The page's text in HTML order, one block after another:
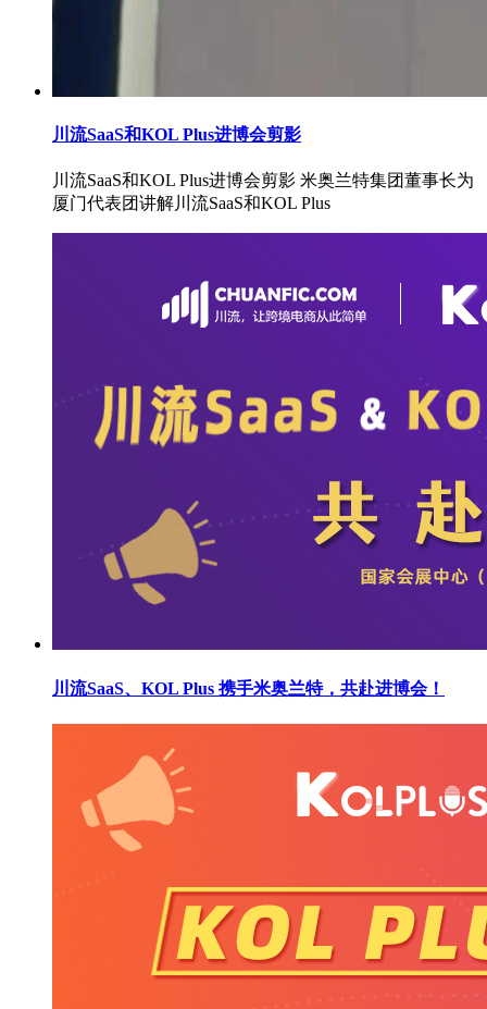
川流SaaS和KOL Plus进博会剪影
川流SaaS和KOL Plus进博会剪影 米奥兰特集团董事长为
厦门代表团讲解川流SaaS和KOL Plus
川流SaaS、KOL Plus 携手米奥兰特，共赴进博会！